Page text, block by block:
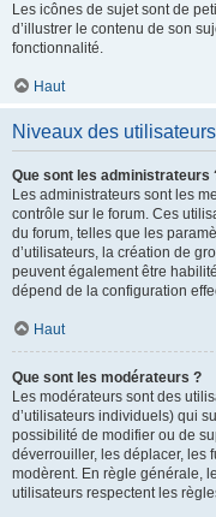
Les icônes de sujet sont de
d’illustrer le contenu de son
fonctionnalité.
Haut
Niveaux des
Que sont les administrateurs
Les administrateurs sont les
contrôle sur le forum. Ces
du forum, telles que les
d’utilisateurs, la création de
peuvent également être
dépend de la configuration
Haut
Que sont les modérateurs ?
Les modérateurs sont des
d’utilisateurs individuels) qui
possibilité de modifier ou de
déverrouiller, les déplacer, les
modèrent. En règle générale,
utilisateurs respectent les